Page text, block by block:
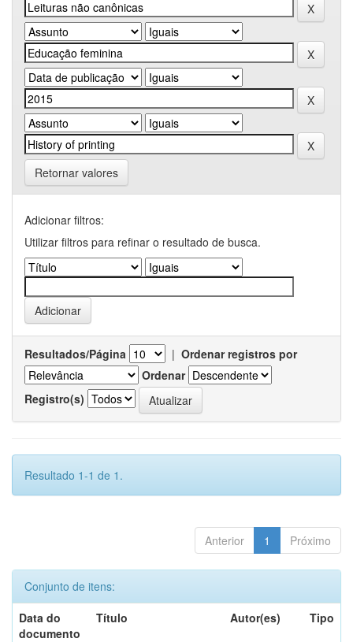
Retornar valores
Adicionar filtros:
Utilizar filtros para refinar o resultado de busca.
Resultados/Página | Ordenar registros por
Ordenar
Registro(s)
Resultado 1-1 de 1.
Anterior 1 Próximo
Conjunto de itens:
Data do
documento
Título Autor(es) Tipo